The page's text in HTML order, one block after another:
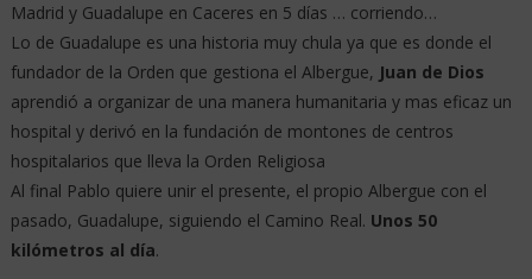
Madrid y Guadalupe en Caceres en 5 días … corriendo…
Lo de Guadalupe es una historia muy chula ya que es donde el
fundador de la Orden que gestiona el Albergue, Juan de Dios
aprendió a organizar de una manera humanitaria y mas eficaz un
hospital y derivó en la fundación de montones de centros
hospitalarios que lleva la Orden Religiosa
Al final Pablo quiere unir el presente, el propio Albergue con el
pasado, Guadalupe, siguiendo el Camino Real. Unos 50
kilómetros al día.